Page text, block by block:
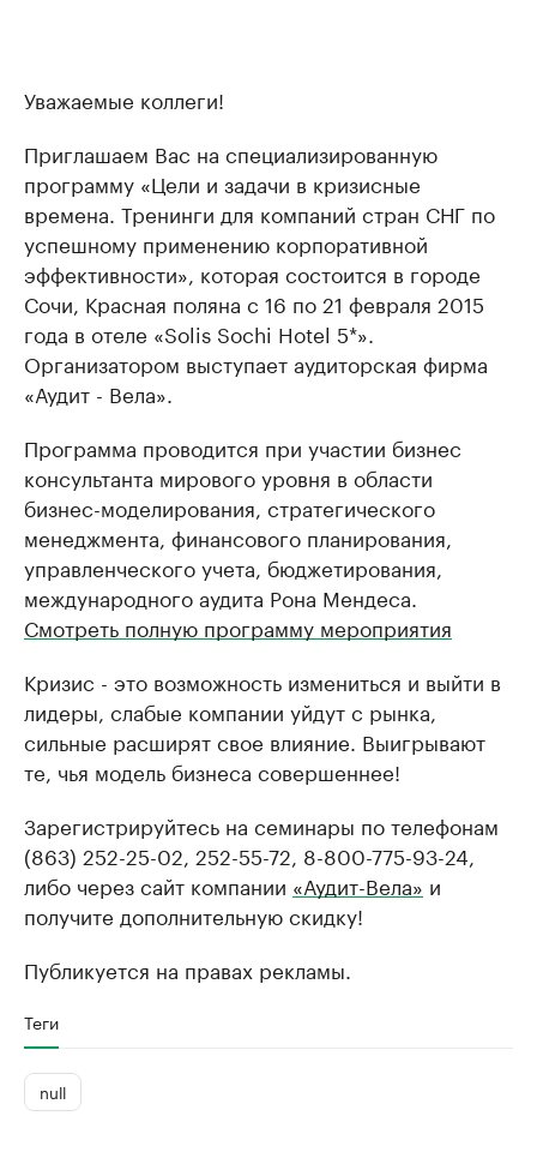
Уважаемые коллеги!
Приглашаем Вас на специализированную
программу «Цели и задачи в кризисные
времена. Тренинги для компаний стран СНГ по
успешному применению корпоративной
эффективности», которая состоится в городе
Сочи, Красная поляна c 16 по 21 февраля 2015
года в отеле «Solis Sochi Hotel 5*».
Организатором выступает аудиторская фирма
«Аудит - Вела».
Программа проводится при участии бизнес
консультанта мирового уровня в области
бизнес-моделирования, стратегического
менеджмента, финансового планирования,
управленческого учета, бюджетирования,
международного аудита Рона Мендеса.
Смотреть полную программу мероприятия
Кризис - это возможность измениться и выйти в
лидеры, слабые компании уйдут с рынка,
сильные расширят свое влияние. Выигрывают
те, чья модель бизнеса совершеннее!
Зарегистрируйтесь на семинары по телефонам
(863) 252-25-02, 252-55-72, 8-800-775-93-24,
либо через сайт компании «Аудит-Вела» и
получите дополнительную скидку!
Публикуется на правах рекламы.
Теги
null